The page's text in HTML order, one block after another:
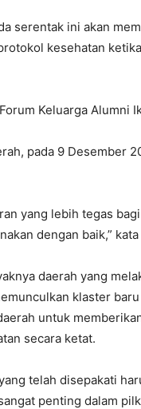
serentak ini akan
kesehatan
Keluarga Alumni
pada 9 Desember
yang lebih tegas
dengan baik,”
daerah yang
klaster
untuk
secara ketat.
telah disepakati
penting dalam